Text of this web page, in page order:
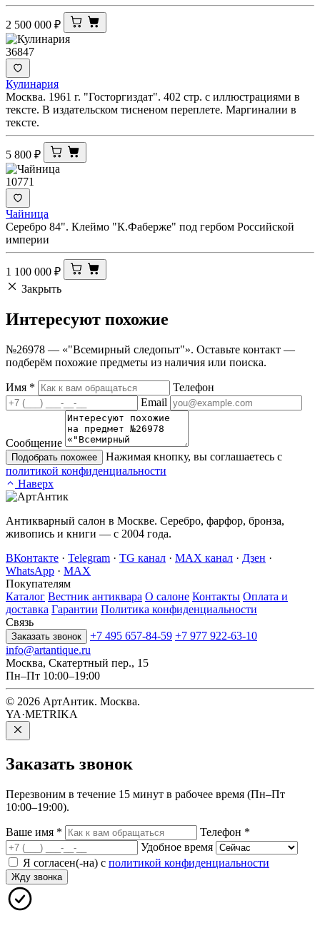
2 500 000 ₽
36847
Кулинария
Москва. 1961 г. "Госторгиздат". 402 стр. с иллюстрациями в
тексте. В издательском тисненом переплете. Маргиналии в
тексте.
5 800 ₽
10771
Чайница
Серебро 84". Клеймо "К.Фаберже" под гербом Российской
империи
1 100 000 ₽
Закрыть
Интересуют похожие
№26978 — «"Всемирный следопыт"». Оставьте контакт —
подберём похожие предметы из наличия или поиска.
Имя *
Телефон
Email
Сообщение
Подобрать похожее
Нажимая кнопку, вы соглашаетесь с
политикой конфиденциальности
Наверх
Антикварный салон в Москве. Серебро, фарфор, бронза,
живопись и книги — с 2004 года.
ВКонтакте · Telegram · TG канал · MAX канал · Дзен ·
WhatsApp · MAX
Покупателям
Каталог Вестник антиквара О салоне Контакты Оплата и
доставка Гарантии Политика конфиденциальности
Связь
Заказать звонок +7 495 657-84-59 +7 977 922-63-10
info@artantique.ru
Москва, Скатертный пер., 15
Пн–Пт 10:00–19:00
© 2026 АртАнтик. Москва.
YA·METRIKA
Заказать звонок
Перезвоним в течение 15 минут в рабочее время (Пн–Пт
10:00–19:00).
Ваше имя * Телефон *
Удобное время
Я согласен(-на) с политикой конфиденциальности
Жду звонка